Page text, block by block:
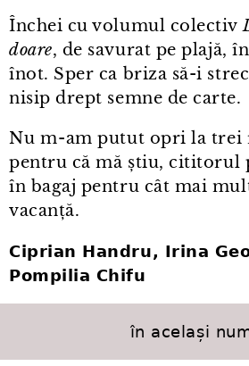
Închei cu volumul colectiv
doare, de savurat pe plajă,
înot. Sper ca briza să-i
nisip drept semne de carte.
Nu m⁠-⁠am putut opri la trei
pentru că mă știu, cititorul
în bagaj pentru cât mai
vacanță.
Ciprian Handru, Irina
Pompilia Chifu
în același